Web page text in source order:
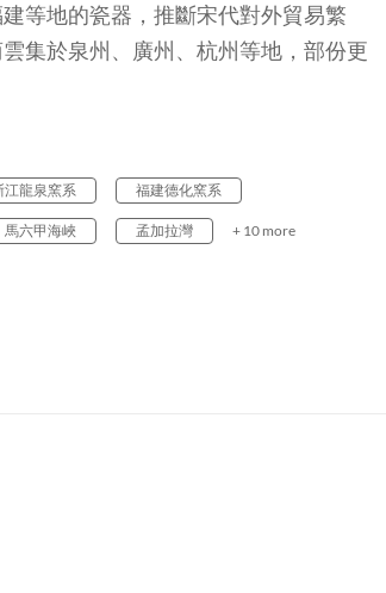
等地的瓷器，推斷宋代對外貿易繁
集於泉州、廣州、杭州等地，部份更
江龍泉窯系 福建德化窯系
馬六甲海峽 孟加拉灣 + 10 more